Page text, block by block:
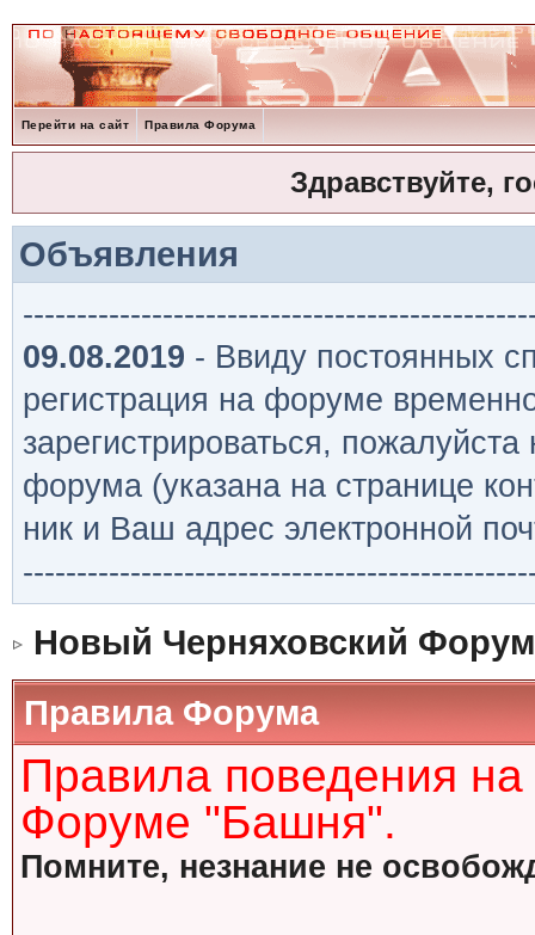
Перейти на сайт Правила Форума
Здравствуйте,
Объявления
09.08.2019 - Ввиду постоянных
регистрация на форуме
зарегистрироваться,
форума (указана на странице
ник и Ваш адрес электронной
Новый Черняховский Форум
Правила Форума
Правила поведения
Форуме "Башня".
Помните, незнание не